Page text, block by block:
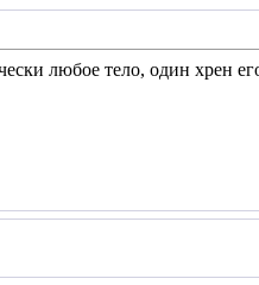
любое тело, один хрен